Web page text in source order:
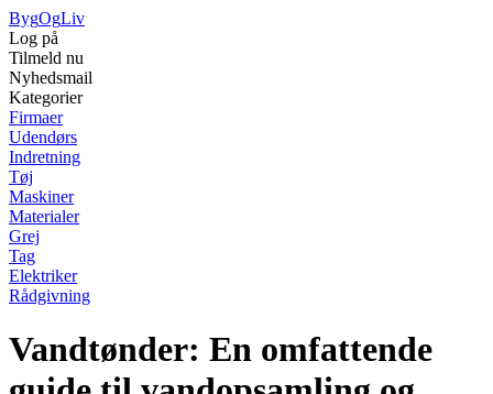
BygOgLiv
Log på
Tilmeld nu
Nyhedsmail
Kategorier
Firmaer
Udendørs
Indretning
Tøj
Maskiner
Materialer
Grej
Tag
Elektriker
Rådgivning
Vandtønder: En omfattende